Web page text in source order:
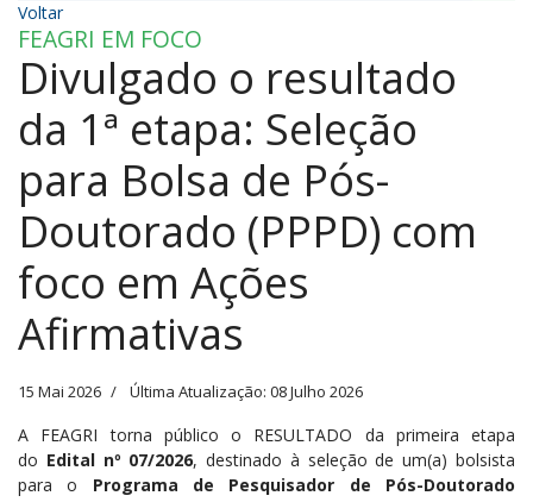
Voltar
FEAGRI EM FOCO
Divulgado o resultado
da 1ª etapa: Seleção
para Bolsa de Pós-
Doutorado (PPPD) com
foco em Ações
Afirmativas
15 Mai 2026 Última Atualização: 08 Julho 2026
A FEAGRI torna público o RESULTADO da primeira etapa
do Edital nº 07/2026, destinado à seleção de um(a) bolsista
para o Programa de Pesquisador de Pós-Doutorado